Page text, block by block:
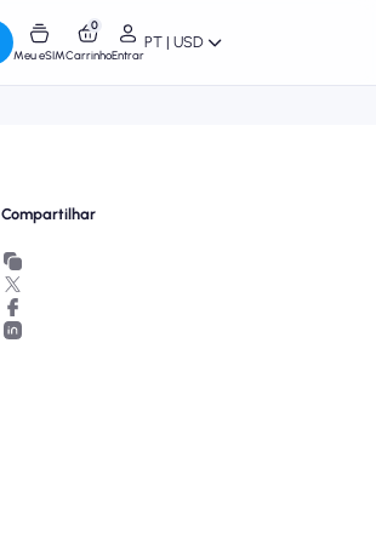
Meu eSIM
0
CarrinhoEntrar
PT | USD
Compartilhar